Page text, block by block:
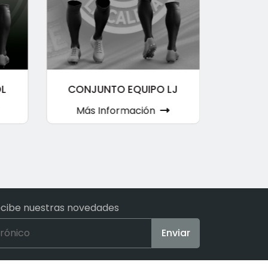
CONJUNTO EQUIPO LJ
Más Información
nuestras novedades
Enviar